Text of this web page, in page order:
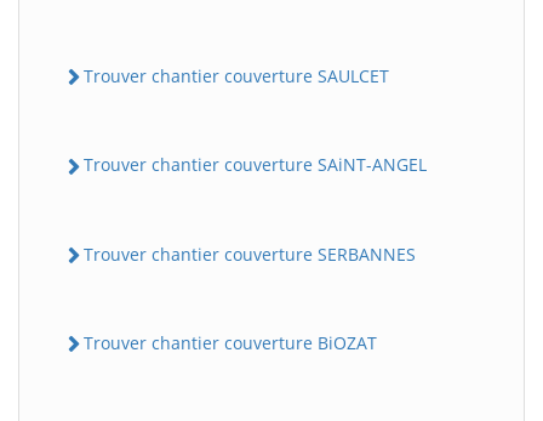
Trouver chantier couverture SAULCET
Trouver chantier couverture SAiNT-ANGEL
Trouver chantier couverture SERBANNES
Trouver chantier couverture BiOZAT